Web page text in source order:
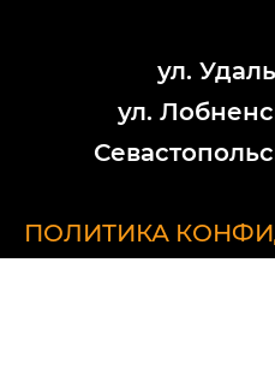
ул.
ул.
ПОЛИТИКА